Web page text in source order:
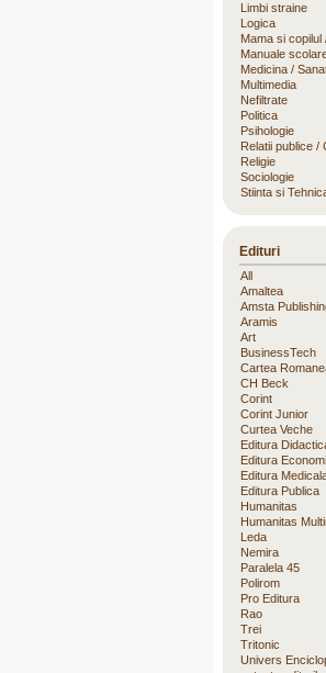
Limbi straine
Logica
Mama si copilul
Manuale
Medicina /
Multimedia
Nefiltrate
Politica
Psihologie
Relatii publice /
Religie
Sociologie
Stiinta si
Edituri
All
Amaltea
Amsta
Aramis
Art
BusinessTech
Cartea
CH Beck
Corint
Corint Junior
Curtea Veche
Editura
Editura
Editura
Editura Publica
Humanitas
Humanitas
Leda
Nemira
Paralela 45
Polirom
Pro Editura
Rao
Trei
Tritonic
Univers